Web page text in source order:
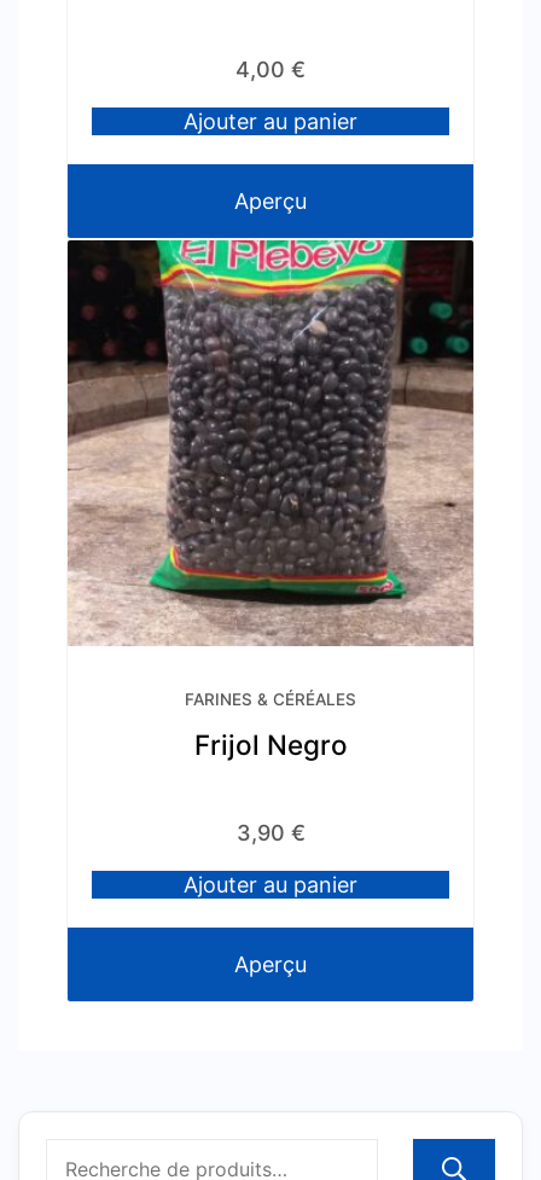
4,00 €
Ajouter au panier
Aperçu
FARINES & CÉRÉALES
Frijol Negro
3,90 €
Ajouter au panier
Aperçu